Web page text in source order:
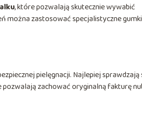
, które pozwalają skutecznie wywabić
można zastosować specjalistyczne
pielęgnacji. Najlepiej sprawdzają
zachować oryginalną fakturę